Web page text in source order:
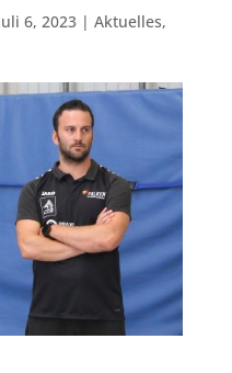
6, 2023| Aktuelles,